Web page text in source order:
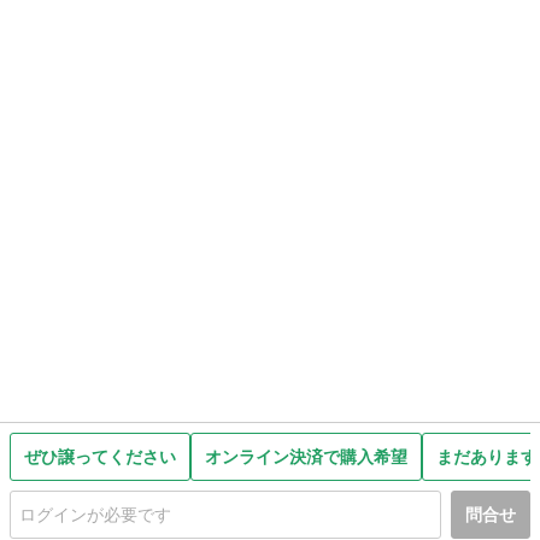
ぜひ譲ってください オンライン決済で購入希望 まだありま
問合せ